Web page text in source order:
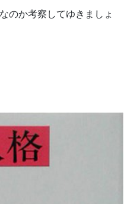
のか考察してゆきましょ